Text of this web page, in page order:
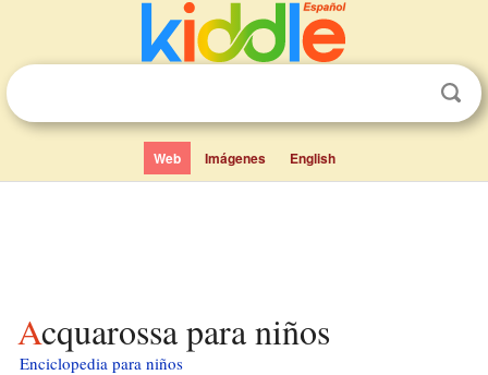
Web Imágenes English
Acquarossa para niños
Enciclopedia para niños